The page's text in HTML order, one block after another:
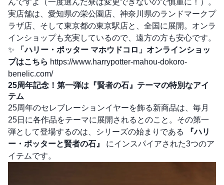
んですよ（一度選んだ寮は変更できないので慎重に！）。
実店舗は、愛知県の栄公園店、神奈川県のランドマークプ
ラザ店、そして東京都の東京駅店と、全国に展開。オンラ
インショップも充実しているので、遠方の方も安心です。
✨
「ハリー・ポッター マホウドコロ」オンラインショッ
プはこちら https://www.harrypotter-mahou-dokoro-
benelic.com/
25周年記念！第一弾は『賢者の石』テーマの特別なアイ
テム
25周年のセレブレーションイヤーを飾る新商品は、毎月
25日に各作品をテーマに展開されるとのこと。その第一
弾として登場するのは、シリーズの始まりである
『ハリ
ー・ポッターと賢者の石』
にインスパイアされた3つのア
イテムです。